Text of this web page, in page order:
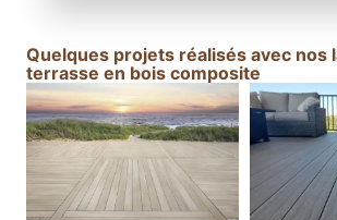
Quelques projets réalisés avec nos
terrasse en bois composite